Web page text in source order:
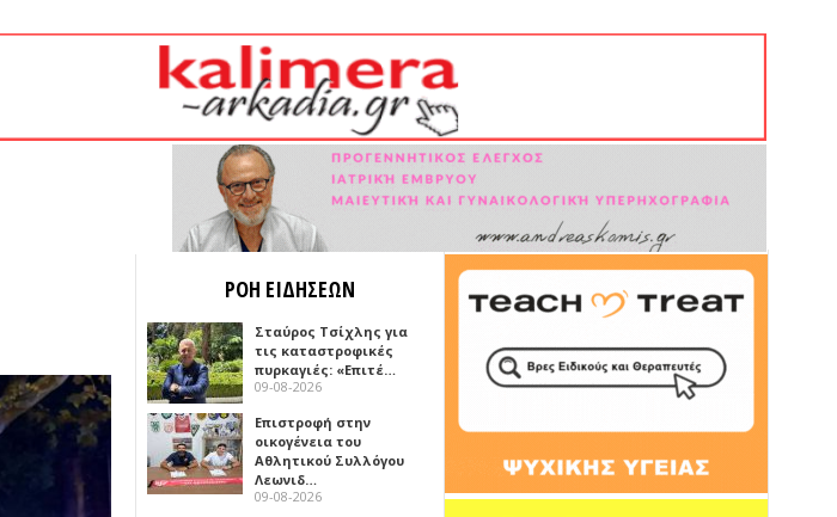
ΡΟΗ ΕΙΔΗΣΕΩΝ
Σταύρος Τσίχλης για
τις καταστροφικές
πυρκαγιές: «Επιτέ…
09-08-2026
Επιστροφή στην
οικογένεια του
Αθλητικού Συλλόγου
Λεωνιδ…
09-08-2026